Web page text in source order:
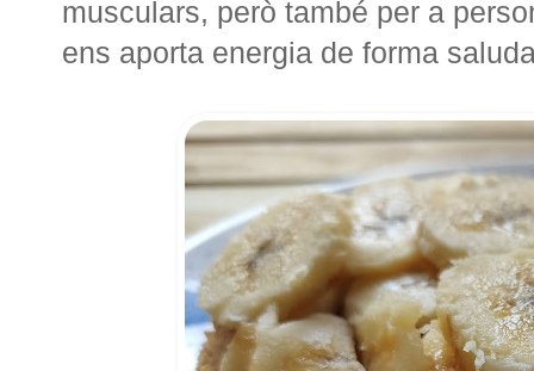
musculars, però també per a
ens aporta energia de forma